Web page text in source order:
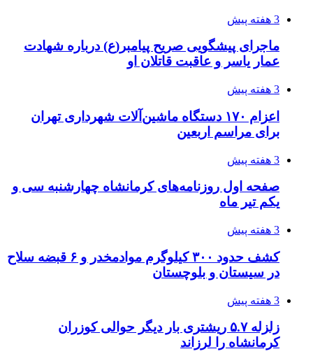
3 هفته پیش
ماجرای پیشگویی صریح پیامبر(ع) درباره شهادت
عمار یاسر و عاقبت قاتلان او
3 هفته پیش
اعزام ۱۷۰ دستگاه ماشین‌آلات شهرداری تهران
برای مراسم اربعین
3 هفته پیش
صفحه اول روزنامه‌های کرمانشاه چهارشنبه سی و
یکم تیر ماه
3 هفته پیش
کشف حدود ۳۰۰ کیلوگرم موادمخدر و ۶ قبضه سلاح
در سیستان و بلوچستان
3 هفته پیش
زلزله ۵.۷ ریشتری بار دیگر حوالی کوزران
کرمانشاه را لرزاند